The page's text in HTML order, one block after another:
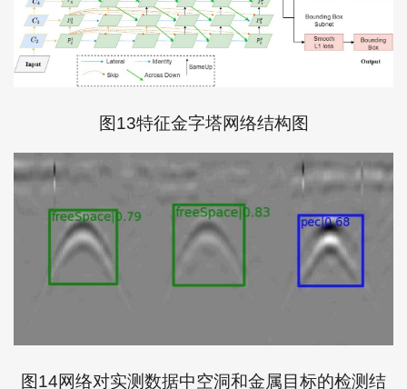
图13特征金字塔网络结构图
图14网络对实测数据中空洞和金属目标的检测结